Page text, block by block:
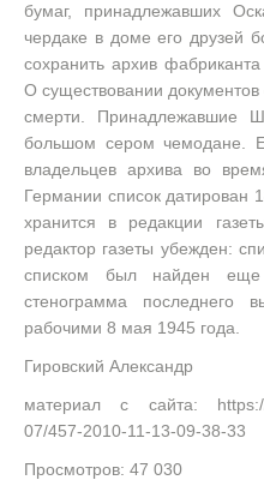
бумаг, принадлежавших
чердаке в доме его друзей
сохранить архив
О существовании документов
смерти. Принадлежавшие
большом сером чемодане.
владельцев архива во
Германии список датирован
хранится в редакции
редактор газеты убежден:
списком был найден
стенограмма последнего
рабочими 8 мая 1945 года.
Гировский Александр
материал с сайта: https://
07/457-2010-11-13-09-38-33
Просмотров: 47 030